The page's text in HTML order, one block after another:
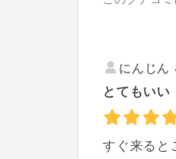
にんじん
とてもいい
すぐ来ると